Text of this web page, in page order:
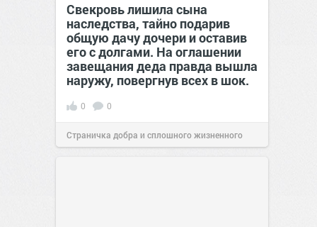
Свекровь лишила сына
наследства, тайно подарив
общую дачу дочери и оставив
его с долгами. На оглашении
завещания деда правда вышла
наружу, повергнув всех в шок.
0 0
Страничка добра и сплошного жизненного